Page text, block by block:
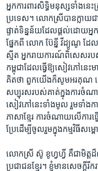
អ្នកការពារ​សិទិ្ធ​មនុស្ស​ទាំងនេ
ប្រទេស។ លោកស្រី​បាន​ក្លាយ​ជ
ផ្ទាត់​ទិន្នន័យ​ដែល​ផ្តល់​ដោយ​អ្ន
ផ្នែក​ពី​ លោក ប៊ែន្នី វីដ្យូណូ ​ដ
ស្មីត​ អ្នករាយការណ៍​ពិសេស​រប
កម្ពុជា​ដែល​ធ្វើ​ឱ្យ​សៀវភៅ​នេះ​
គិត​ថា​ ពួក​យើង​ក៏​សូម​អរគុណ ​ល
សប្បុរស​របស់​គាត់​ក្នុង​ការ​ចំណា
សៀវភៅ​នេះ​ទាំង​មូល ​រួម​ទាំង​ក
ភាសាខ្មែរ​ ការ​ចំណាយ​លើ​ការ​
ប្រែ​ដើម្បី​ចូលរួម​ក្នុង​កម្មវិធី​សម្
លោកស្រី ​ស៊ូ ខូហ្វហ្វី ​គឺជា​មិត្ត​ដ៏​
ប្រជាជន​ខ្មែរ។ ខ្ញុំ​មាន​សេចក្